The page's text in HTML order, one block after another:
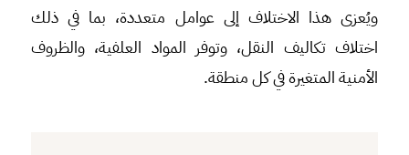
ويُعزى هذا الاختلاف إلى عوامل متعددة، بما في ذلك
اختلاف تكاليف النقل، وتوفر المواد العلفية، والظروف
الأمنية المتغيرة في كل منطقة.